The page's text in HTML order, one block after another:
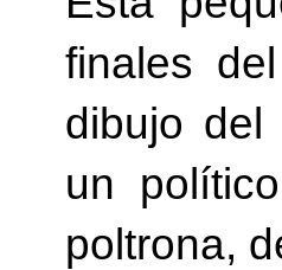
finales
dibujo
un
poltrona,